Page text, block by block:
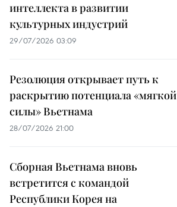
интеллекта в развитии
культурных индустрий
29/07/2026 03:09
Резолюция открывает путь к
раскрытию потенциала «мягкой
силы» Вьетнама
28/07/2026 21:00
Сборная Вьетнама вновь
встретится с командой
Республики Корея на